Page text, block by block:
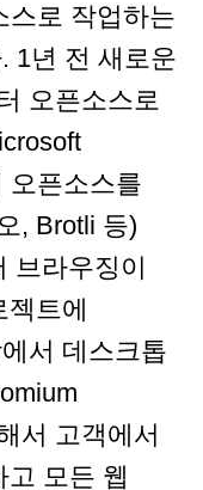
스로 작업하는
1년 전 새로운
오픈소스로
오픈소스를
, Brotli 등)
브라우징이
트에
서 데스크톱
서 고객에서
모든 웹